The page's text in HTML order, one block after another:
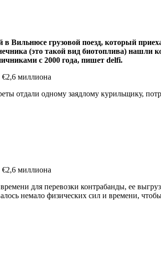
грузовой поезд, который
(это такой вид биотоплива) нашли
с 2000 года, пишет delfi.
отдали одному заядлому курильщику,
для перевозки контрабанды, ее
немало физических сил и времени,